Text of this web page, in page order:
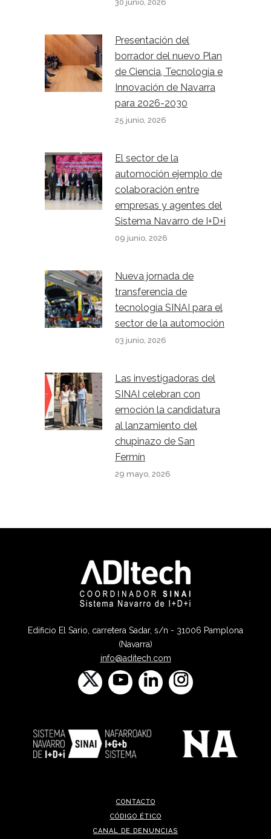
30 junio, 2026
Presentación del
borrador del nuevo Plan
de Ciencia, Tecnología e
Innovación de Navarra
para 2026-2030
25 junio, 2026
El sector de la
automoción ejemplo de
colaboración entre
empresas y agentes del
Sistema Navarro de I+D+i
09 junio, 2026
Nueva jornada de
transferencia de
tecnología SINAI para el
sector de la automoción
03 junio, 2026
Las investigadoras del
SINAI celebran con
emoción la candidatura
al lanzamiento del
chupinazo de San
Fermín
29 mayo, 2026
Edificio El Sario, carretera Sadar, s/n - 31006 Pamplona
(Navarra)
info@aditech.com
CONTACTO
CÓDIGO ÉTICO
CANAL DE DENUNCIAS